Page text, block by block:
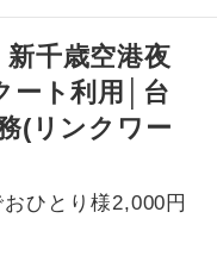
新千歳空港夜
ート利用│台
(リンクワー
ひとり様2,000円
供（2歳以上12
（2歳以上12
は
発空港だけで
にて飛行機や
だけます。
ご希望の場合
絡ください。
係員が同行しお世話い
し、車内での観光案内